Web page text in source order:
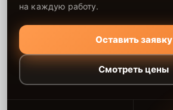
на каждую работу.
Оставить заявку
Смотреть цены